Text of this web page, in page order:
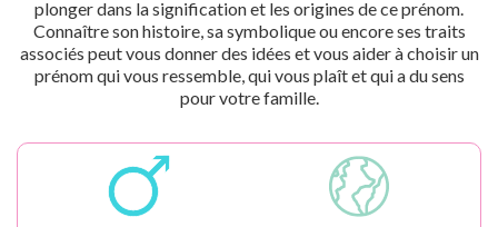
plonger dans la signification et les origines de ce prénom.
Connaître son histoire, sa symbolique ou encore ses traits
associés peut vous donner des idées et vous aider à choisir un
prénom qui vous ressemble, qui vous plaît et qui a du sens
pour votre famille.